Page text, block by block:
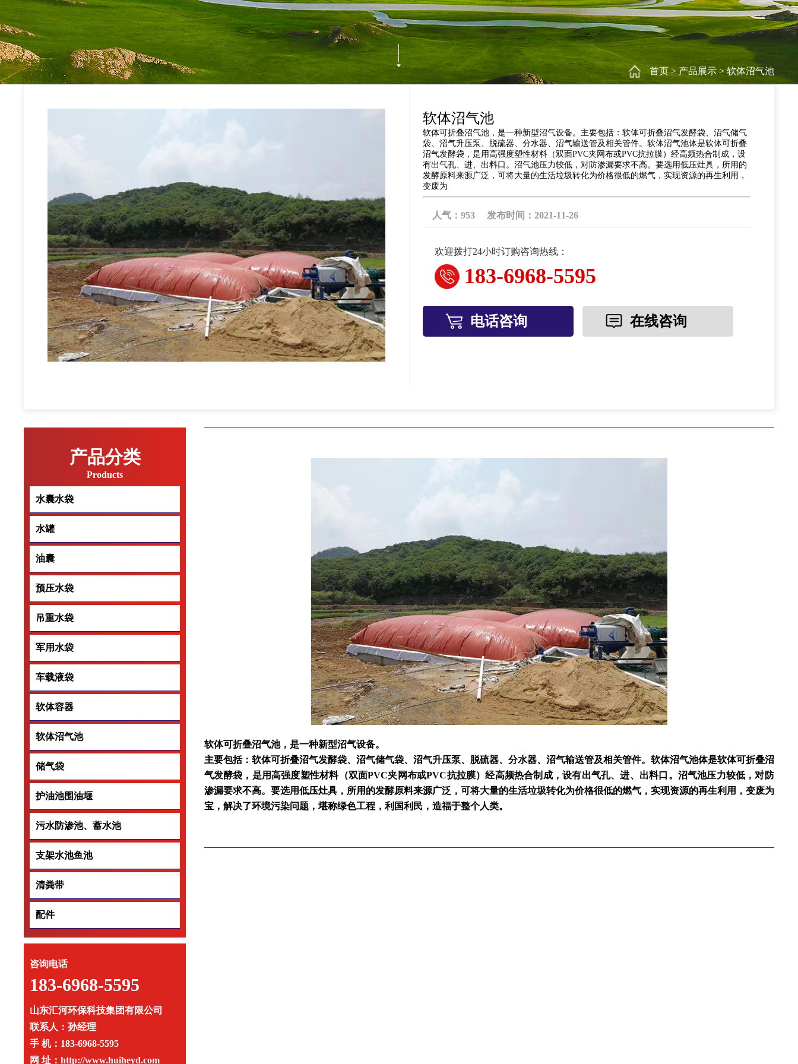
首页>产品展示> 软体沼气池
软体沼气池
软体可折叠沼气池，是一种新型沼气设备。主要包括：软体可折叠沼气发酵袋、沼气储气
袋、沼气升压泵、脱硫器、分水器、沼气输送管及相关管件。软体沼气池体是软体可折叠
沼气发酵袋，是用高强度塑性材料（双面PVC夹网布或PVC抗拉膜）经高频热合制成，设
有出气孔、进、出料口。沼气池压力较低，对防渗漏要求不高。要选用低压灶具，所用的
发酵原料来源广泛，可将大量的生活垃圾转化为价格很低的燃气，实现资源的再生利用，
变废为
人气： 953 发布时间：2021-11-26
欢迎拨打24小时订购咨询热线：
183-6968-5595
电话咨询 在线咨询
产品分类
Products
水囊水袋
水罐
油囊
预压水袋
吊重水袋
军用水袋
车载液袋
软体容器
软体沼气池
储气袋 储气袋
护油池围油堰 护油池围油堰
污水防渗池、蓄水池
支架水池鱼池
清粪带
配件
咨询电话
183-6968-5595
山东汇河环保科技集团有限公司
联系人：孙经理
手 机：183-6968-5595
网 址：http://www.huiheyd.com
软体可折叠沼气池，是一种新型沼气设备。
主要包括：软体可折叠沼气发酵袋、沼气储气袋、沼气升压泵、脱硫器、分水器、沼气输送管及相关管件。软体沼气池体是软体可折叠沼
气发酵袋，是用高强度塑性材料（双面PVC夹网布或PVC抗拉膜）经高频热合制成，设有出气孔、进、出料口。沼气池压力较低，对防
渗漏要求不高。要选用低压灶具，所用的发酵原料来源广泛，可将大量的生活垃圾转化为价格很低的燃气，实现资源的再生利用，变废为
宝，解决了环境污染问题，堪称绿色工程，利国利民，造福于整个人类。